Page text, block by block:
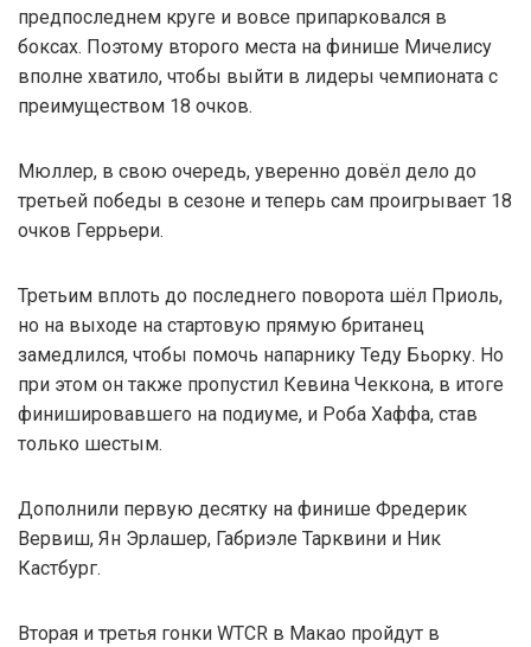
предпоследнем круге и вовсе припарковался в
боксах. Поэтому второго места на финише Мичелису
вполне хватило, чтобы выйти в лидеры чемпионата с
преимуществом 18 очков.
Мюллер, в свою очередь, уверенно довёл дело до
третьей победы в сезоне и теперь сам проигрывает 18
очков Геррьери.
Третьим вплоть до последнего поворота шёл Приоль,
но на выходе на стартовую прямую британец
замедлился, чтобы помочь напарнику Теду Бьорку. Но
при этом он также пропустил Кевина Чеккона, в итоге
финишировавшего на подиуме, и Роба Хаффа, став
только шестым.
Дополнили первую десятку на финише Фредерик
Вервиш, Ян Эрлашер, Габриэле Тарквини и Ник
Кастбург.
Вторая и третья гонки WTCR в Макао пройдут в